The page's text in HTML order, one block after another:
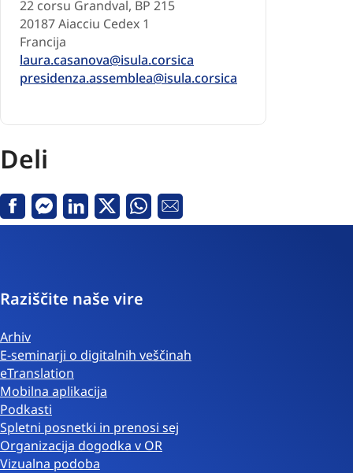
22 corsu Grandval, BP 215
20187 Aiacciu Cedex 1
Francija
laura.casanova@isula.corsica
presidenza.assemblea@isula.corsica
Deli
FacebookMessenger
Linkedin
X Whatsapp
Email
Raziščite naše vire
Arhiv
E-seminarji o digitalnih veščinah
eTranslation
Mobilna aplikacija
Podkasti
Spletni posnetki in prenosi sej
Organizacija dogodka v OR
Vizualna podoba